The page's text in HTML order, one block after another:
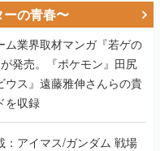
の青春〜
ム業界取材マンガ『若ゲの
発売。『ポケモン』田尻
ウス』遠藤雅伸さんらの貴
を収録
アイマス/ガンダム 戦場